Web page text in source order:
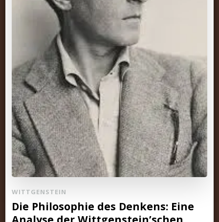
WITTGENSTEIN
Die Philosophie des Denkens: Eine